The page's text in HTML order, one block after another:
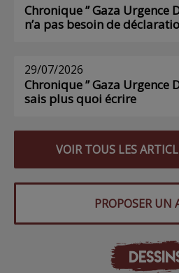
Chronique ” Gaza Urgence
n’a pas besoin de
29/07/2026
Chronique ” Gaza Urgence
sais plus quoi écrire
VOIR TOUS LES
PROPOSER UN